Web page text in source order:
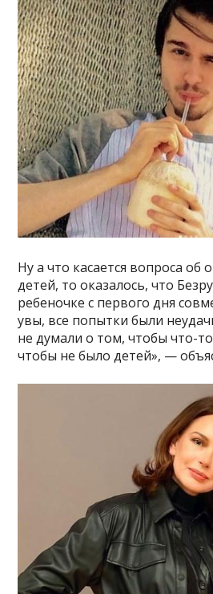
Ну а что касается вопроса об
детей, то оказалось, что
ребеночке с первого дня
увы, все попытки были
не думали о том, чтобы что-
чтобы не было детей», —